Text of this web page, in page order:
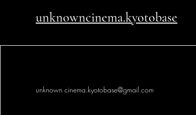
unknowncinema.kyotobase
unknown cinema.kyotobase@gmail.com